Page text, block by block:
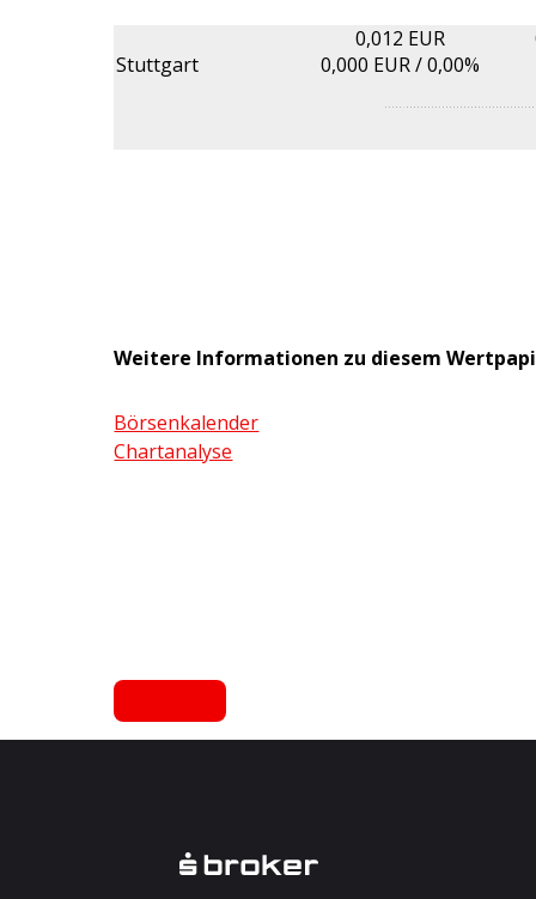
Stuttgart
0,012 EUR
0,000 EUR /0,00%
Weitere Informationen zu diesem
Börsenkalender
Chartanalyse